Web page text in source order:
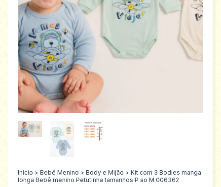
Início > Bebê Menino > Body e Mijão > Kit com 3 Bodies manga
longa Bebê menino Petutinha tamanhos P ao M 006362